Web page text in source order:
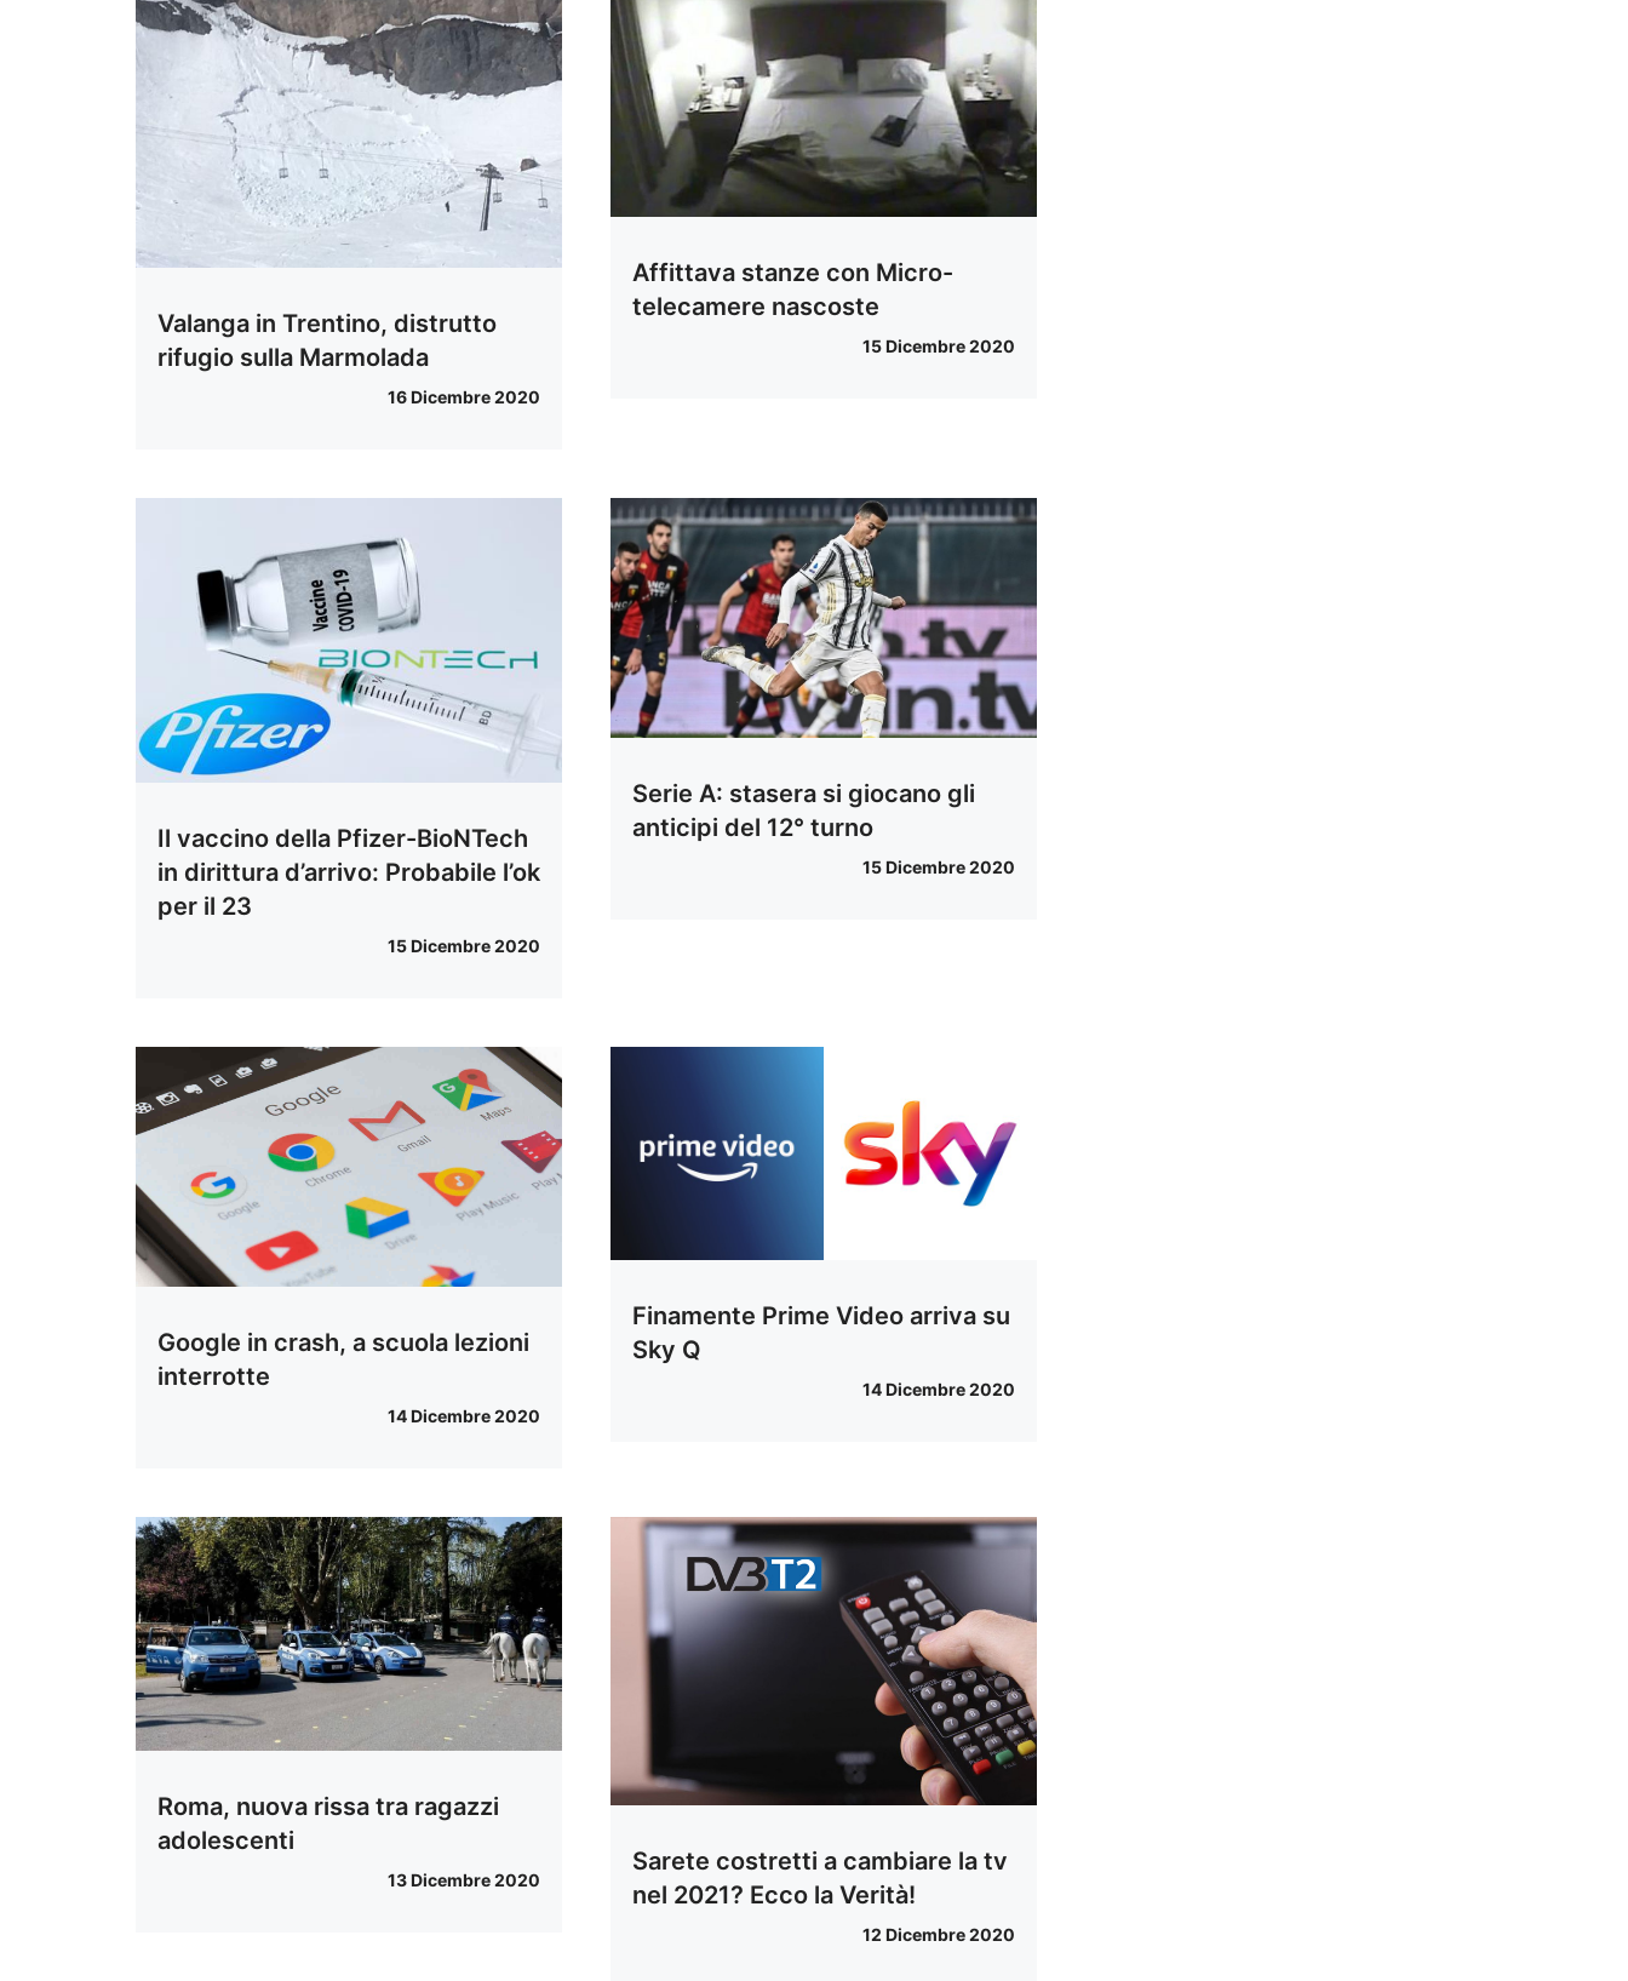
Valanga in Trentino, distrutto
rifugio sulla Marmolada
16 Dicembre 2020
Affittava stanze con Micro-
telecamere nascoste
15 Dicembre 2020
Il vaccino della Pfizer-BioNTech
in dirittura d’arrivo: Probabile l’ok
per il 23
15 Dicembre 2020
Serie A: stasera si giocano gli
anticipi del 12° turno
15 Dicembre 2020
Google in crash, a scuola lezioni
interrotte
14 Dicembre 2020
Finamente Prime Video arriva su
Sky Q
14 Dicembre 2020
Roma, nuova rissa tra ragazzi
adolescenti
13 Dicembre 2020
Sarete costretti a cambiare la tv
nel 2021? Ecco la Verità!
12 Dicembre 2020